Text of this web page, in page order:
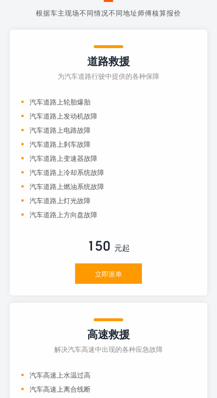
根据车主现场不同情况不同地址师傅核算报价
道路救援
为汽车道路行驶中提供的各种保障
汽车道路上轮胎爆胎
汽车道路上发动机故障
汽车道路上电路故障
汽车道路上刹车故障
汽车道路上变速器故障
汽车道路上冷却系统故障
汽车道路上燃油系统故障
汽车道路上灯光故障
汽车道路上方向盘故障
150 元起
立即派单
高速救援
解决汽车高速中出现的各种应急故障
汽车高速上水温过高
汽车高速上离合线断